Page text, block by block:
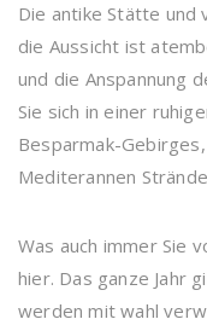
Die antike Stätte und
die Aussicht ist
und die Anspannung
Sie sich in einer
Besparmak-
Mediterannen
Was auch immer Sie
hier. Das ganze Jahr
werden mit wahl